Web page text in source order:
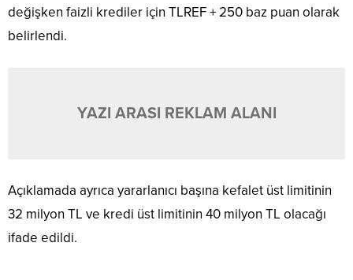
değişken faizli krediler için TLREF + 250 baz puan olarak
belirlendi.
YAZI ARASI REKLAM ALANI
Açıklamada ayrıca yararlanıcı başına kefalet üst limitinin
32 milyon TL ve kredi üst limitinin 40 milyon TL olacağı
ifade edildi.